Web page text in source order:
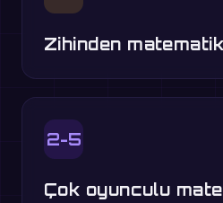
Zihinden
2-5
Çok oyunculu